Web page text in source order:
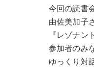
今回の読書
由佐美加子
『レゾナ
参加者のみ
ゆっくり対